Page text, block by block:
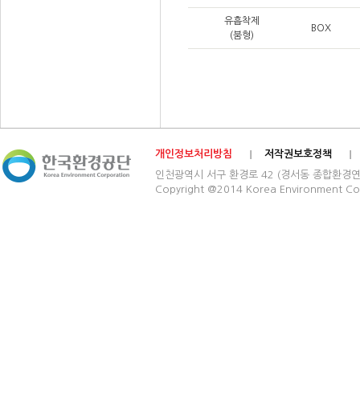
유흡착제
(붐형)
BOX
개인정보처리방침
저작권보호정책
인천광역시 서구 환경로 42 (경서동 종합
Copyright @2014 Korea Environment